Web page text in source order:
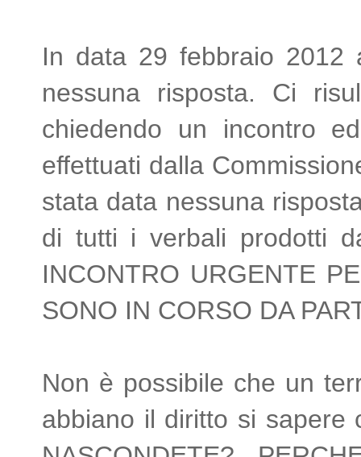
In data 29 febbraio 2012
nessuna risposta. Ci
chiedendo un incontro
effettuati dalla
stata data nessuna
di tutti i verbali prodotti
INCONTRO URGENTE
SONO IN CORSO DA
Non è possibile che un
abbiano il diritto si sapere